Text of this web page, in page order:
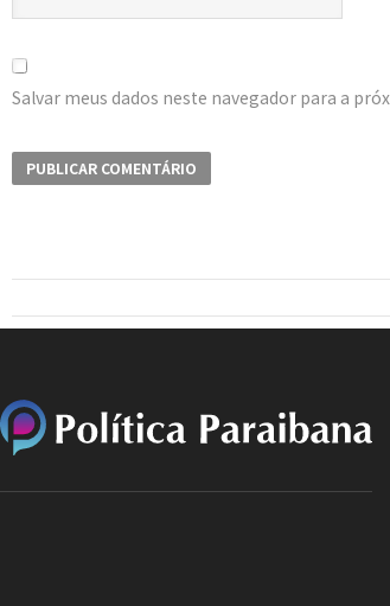
Salvar meus dados neste navegador para a